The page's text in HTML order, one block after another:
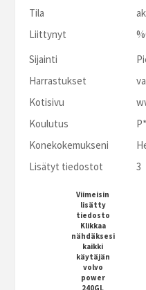
Tila
Liittynyt
Sijainti
Harrastukset
Kotisivu
Koulutus
Konekokemukseni
Lisätyt tiedostot
3
Viimeisin
lisätty
tiedosto
Klikkaa
nähdäksesi
kaikki
käytäjän
volvo
power
240GL